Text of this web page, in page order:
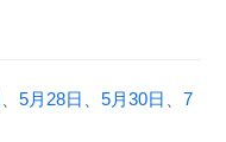
5月28日 5月30日
7